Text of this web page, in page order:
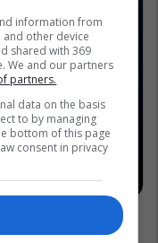
information from
other device
shared with 369
We and our partners
partners.
data on the basis
to by managing
bottom of this page
consent in privacy